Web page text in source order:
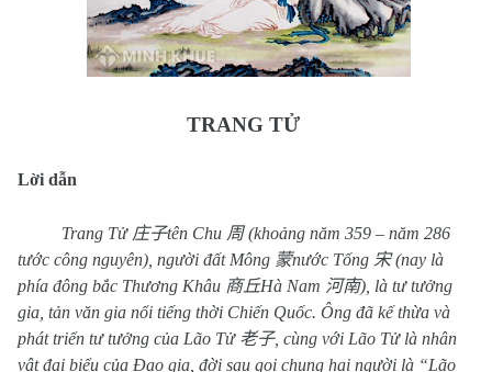
TRANG TỬ
Lời dẫn
Trang Tử 庄子tên Chu 周 (khoảng năm 359 – năm 286
tước công nguyên), người đất Mông 蒙nước Tống 宋 (nay là
phía đông bắc Thương Khâu 商丘Hà Nam 河南), là tư tưởng
gia, tản văn gia nổi tiếng thời Chiến Quốc. Ông đã kế thừa và
phát triển tư tưởng của Lão Tử 老子, cùng với Lão Tử là nhân
vật đại biểu của Đạo gia, đời sau gọi chung hai người là “Lão